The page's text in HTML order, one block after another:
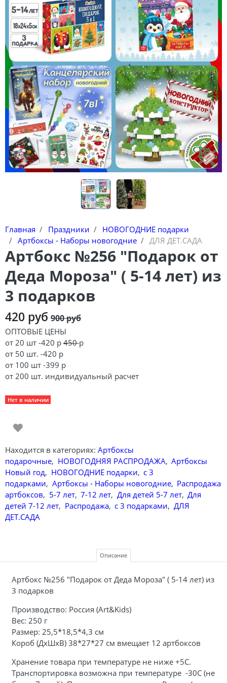
Главная Праздники
НОВОГОДНИЕ подарки
Артбоксы - Наборы новогодние
ДЛЯ ДЕТ.САДА
Артбокс №256 "Подарок от
Деда Мороза" ( 5-14 лет) из
3 подарков
420 руб 900 руб
ОПТОВЫЕ ЦЕНЫ
от 20 шт -420 р 450р
от 50 шт. -420 р
от 100 шт -399 р
от 200 шт. индивидуальный расчет
Нет в наличии
Находится в категориях: Артбоксы
подарочные, НОВОГОДНЯЯ РАСПРОДАЖА, Артбоксы
Новый год, НОВОГОДНИЕ подарки, с 3
подарками, Артбоксы - Наборы новогодние, Распродажа
артбоксов, 5-7 лет, 7-12 лет, Для детей 5-7 лет, Для
детей 7-12 лет, Распродажа, с 3 подарками, ДЛЯ
ДЕТ.САДА
Описание
Артбокс №256 "Подарок от Деда Мороза" ( 5-14 лет) из
3 подарков
Производство: Россия (Art&Kids)
Вес: 250 г
Размер: 25,5*18,5*4,3 см
Короб (ДхШхВ) 38*27*27 см вмещает 12 артбоксов
Хранение товара при температуре не ниже +5С.
Транспортировка возможна при температуре -30С (не
Футболки-раскраски на 14 февраля